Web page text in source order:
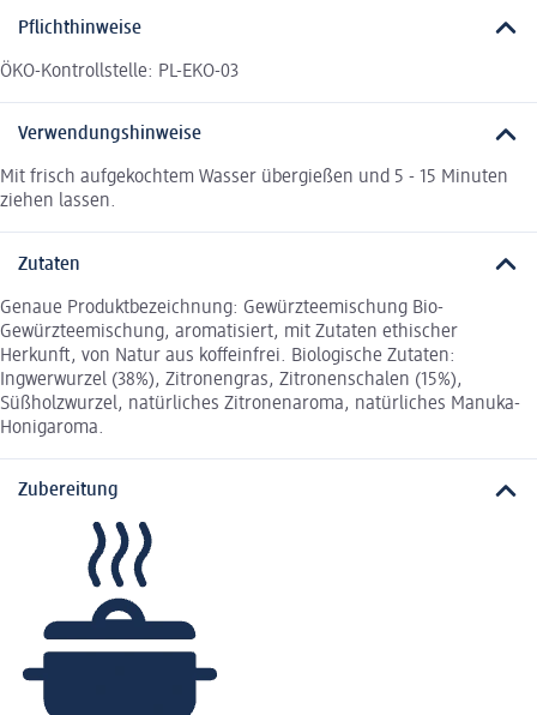
Pflichthinweise
ÖKO-Kontrollstelle: PL-EKO-03
Verwendungshinweise
Mit frisch aufgekochtem Wasser übergießen und 5 - 15 Minuten
ziehen lassen.
Zutaten
Genaue Produktbezeichnung: Gewürzteemischung Bio-
Gewürzteemischung, aromatisiert, mit Zutaten ethischer
Herkunft, von Natur aus koffeinfrei. Biologische Zutaten:
Ingwerwurzel (38%), Zitronengras, Zitronenschalen (15%),
Süßholzwurzel, natürliches Zitronenaroma, natürliches Manuka-
Honigaroma.
Zubereitung